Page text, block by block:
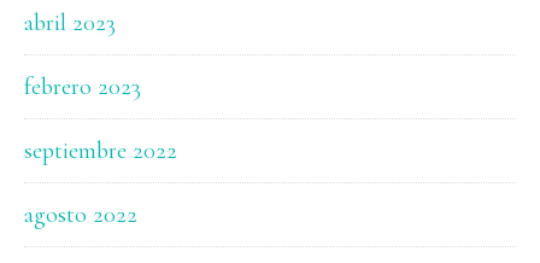
abril 2023
febrero 2023
septiembre 2022
agosto 2022